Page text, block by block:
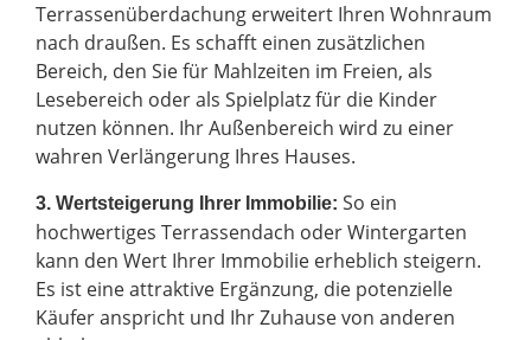
Terrassenüberdachung erweitert Ihren Wohnraum
nach draußen. Es schafft einen zusätzlichen
Bereich, den Sie für Mahlzeiten im Freien, als
Lesebereich oder als Spielplatz für die Kinder
nutzen können. Ihr Außenbereich wird zu einer
wahren Verlängerung Ihres Hauses.
3. Wertsteigerung Ihrer Immobilie: So ein
hochwertiges Terrassendach oder Wintergarten
kann den Wert Ihrer Immobilie erheblich steigern.
Es ist eine attraktive Ergänzung, die potenzielle
Käufer anspricht und Ihr Zuhause von anderen